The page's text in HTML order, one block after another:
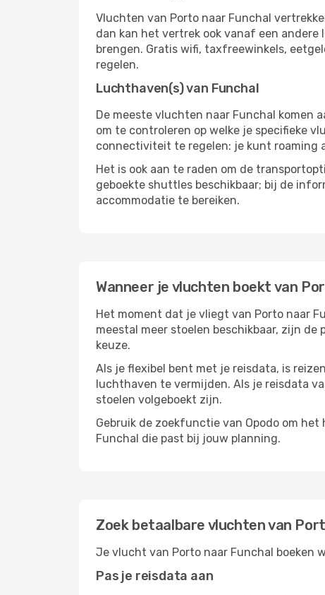
Vluchten van Porto naar Funchal
dan kan het vertrek ook vanaf een
brengen. Gratis wifi, taxfreewinkels,
regelen.
Luchthaven(s) van Funchal
De meeste vluchten naar Funchal komen
om te controleren op welke je specifieke
connectiviteit te regelen: je kunt roaming
Het is ook aan te raden om de
geboekte shuttles beschikbaar; bij de
accommodatie te bereiken.
Wanneer je vluchten boekt van
Het moment dat je vliegt van Porto naar
meestal meer stoelen beschikbaar, zijn
keuze.
Als je flexibel bent met je reisdata, is
luchthaven te vermijden. Als je reisdata
stoelen volgeboekt zijn.
Gebruik de zoekfunctie van Opodo om
Funchal die past bij jouw planning.
Zoek betaalbare vluchten van
Je vlucht van Porto naar Funchal boeken
Pas je reisdata aan